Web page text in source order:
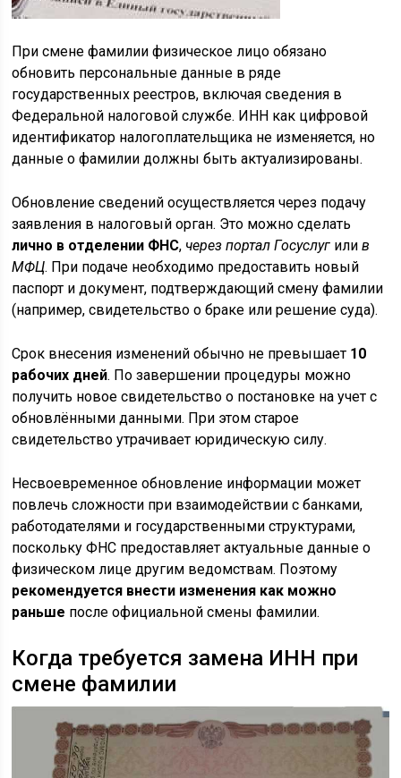
При смене фамилии физическое лицо обязано
обновить персональные данные в ряде
государственных реестров, включая сведения в
Федеральной налоговой службе. ИНН как цифровой
идентификатор налогоплательщика не изменяется, но
данные о фамилии должны быть актуализированы.
Обновление сведений осуществляется через подачу
заявления в налоговый орган. Это можно сделать
лично в отделении ФНС, через портал Госуслуг илив
МФЦ. При подаче необходимо предоставить новый
паспорт и документ, подтверждающий смену фамилии
(например, свидетельство о браке или решение суда).
Срок внесения изменений обычно не превышает 10
рабочих дней. По завершении процедуры можно
получить новое свидетельство о постановке на учет с
обновлёнными данными. При этом старое
свидетельство утрачивает юридическую силу.
Несвоевременное обновление информации может
повлечь сложности при взаимодействии с банками,
работодателями и государственными структурами,
поскольку ФНС предоставляет актуальные данные о
физическом лице другим ведомствам. Поэтому
рекомендуется внести изменения как можно
раньше после официальной смены фамилии.
Когда требуется замена ИНН при
смене фамилии